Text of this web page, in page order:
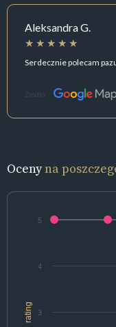
Aleksandra G.
Serdecznie polecam
Źródło:
Ocenyna
rating 3
4
5